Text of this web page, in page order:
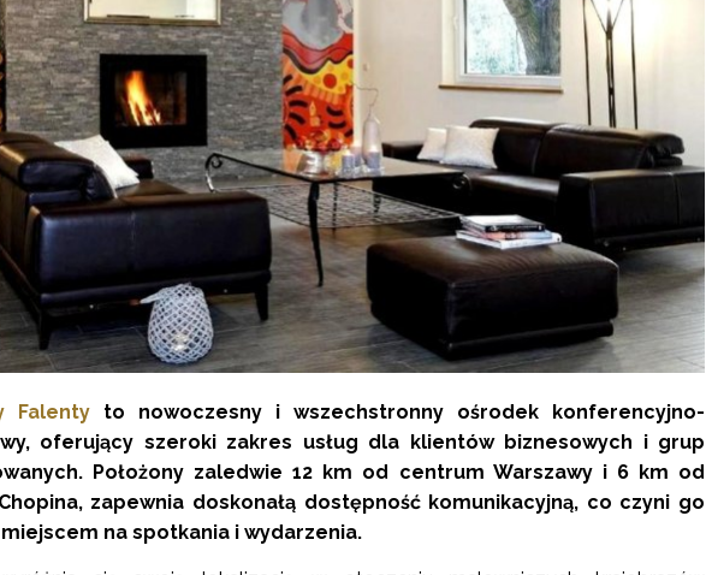
Falenty to nowoczesny i wszechstronny ośrodek konferencyjno-
oferujący szeroki zakres usług dla klientów biznesowych i grup
Położony zaledwie 12 km od centrum Warszawy i 6 km od
zapewnia doskonałą dostępność komunikacyjną, co czyni go
na spotkania i wydarzenia.